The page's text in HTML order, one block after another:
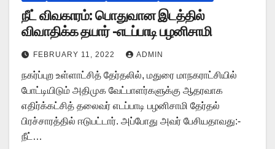
நீட் விவகாரம்: பொதுவான இடத்தில்
விவாதிக்க தயார் -எடப்பாடி பழனிசாமி
FEBRUARY 11, 2022 ADMIN
நகர்ப்புற உள்ளாட்சித் தேர்தலில், மதுரை மாநகராட்சியில்
போட்டியிடும் அதிமுக வேட்பாளர்களுக்கு ஆதரவாக
எதிர்க்கட்சித் தலைவர் எடப்பாடி பழனிசாமி தேர்தல்
பிரச்சாரத்தில் ஈடுபட்டார். அப்போது அவர் பேசியதாவது:-
நீட்…